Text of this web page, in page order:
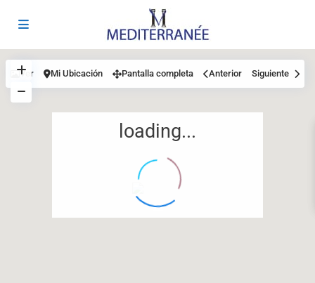
12
loading...
Ver Mi Ubicación Pantalla completa Anterior Siguiente